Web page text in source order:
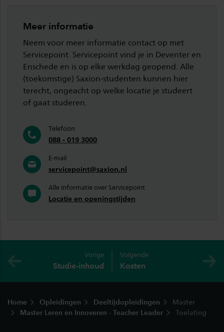
Meer informatie
Neem voor meer informatie contact op met
Servicepoint. Servicepoint vind je in Deventer en
Enschede en is op elke werkdag geopend. Alle
(toekomstige) Saxion-studenten kunnen hier
terecht, ongeacht op welke locatie je studeert
of gaat studeren.
Telefoon
088 - 019 3000
E-mail
servicepoint@saxion.nl
Alle informatie over Servicepoint
Locatie en openingstijden
Vorige
Studie-inhoud
Volgende
Kosten
Home Opleidingen Deeltijdopleidingen
Master
Master Leren en Innoveren - Teacher Leader
Toelating